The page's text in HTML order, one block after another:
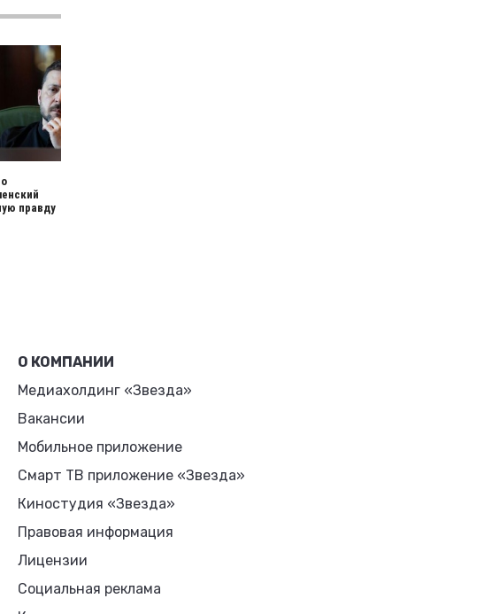
правду
О КОМПАНИИ
Медиахолдинг «Звезда»
Вакансии
Мобильное приложение
Смарт ТВ приложение «Звезда»
Киностудия «Звезда»
Правовая информация
Лицензии
Социальная реклама